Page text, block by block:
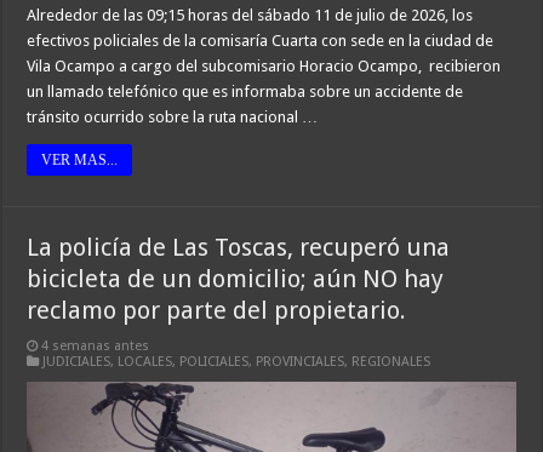
Alrededor de las 09;15 horas del sábado 11 de julio de 2026, los
efectivos policiales de la comisaría Cuarta con sede en la ciudad de
Vila Ocampo a cargo del subcomisario Horacio Ocampo, recibieron
un llamado telefónico que es informaba sobre un accidente de
tránsito ocurrido sobre la ruta nacional …
VER MAS...
La policía de Las Toscas, recuperó una
bicicleta de un domicilio; aún NO hay
reclamo por parte del propietario.
4 semanas antes
JUDICIALES, LOCALES, POLICIALES, PROVINCIALES, REGIONALES